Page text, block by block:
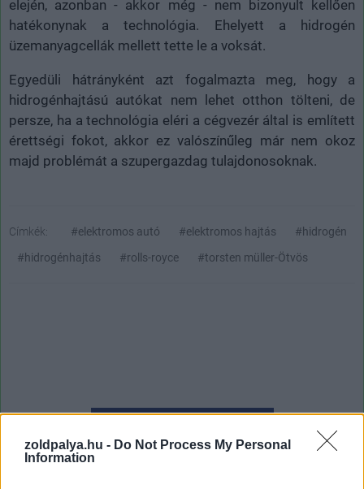
zoldpalya.hu - Do Not Process My Personal
Information
elején, azonban - akkor még - nem bizonyult kellően
hatékonynak a technológia. Ehelyett a hidrogén
üzemanyagcellák mellett tette le a voksát.
Egyedüli hátrányként azt fogalmazta meg, hogy a
hidrogénhajtású autókat nem lehet otthon tölteni, de
persze, ha a technológia eléri a cégvezér által is említett
érettségi fokot, akkor ez valószínűleg már nem okoz
majd problémát a szupergazdag tulajdonosoknak.
Címkék: #elektromos autó #elektromos hajtás
#hidrogén
#hidrogénhajtás
#rolls-royce #torsten müller-Ötvös